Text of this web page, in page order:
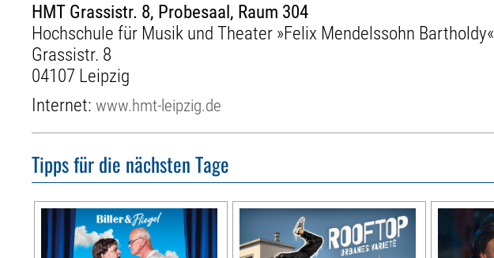
HMT Grassistr. 8, Probesaal, Raum 304
Hochschule für Musik und Theater »Felix Mendelssohn Bartholdy«
Grassistr. 8
04107 Leipzig
Internet:www.hmt-leipzig.de
Tipps für die nächsten Tage